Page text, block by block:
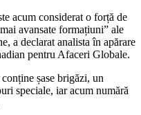
acum considerat o forță de
avansate formațiuni” ale
a declarat analista în apărare
pentru Afaceri Globale.
șase brigăzi, un
speciale, iar acum numără